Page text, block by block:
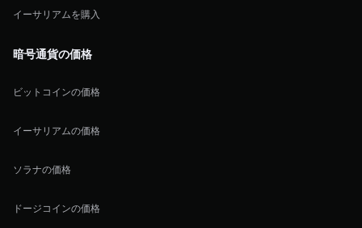
イーサリアムを購入
暗号通貨の価格
ビットコインの価格
イーサリアムの価格
ソラナの価格
ドージコインの価格